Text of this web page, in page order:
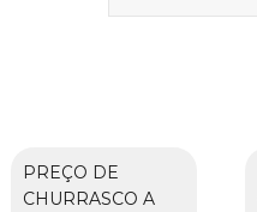
PREÇO DE
CHURRASCO A